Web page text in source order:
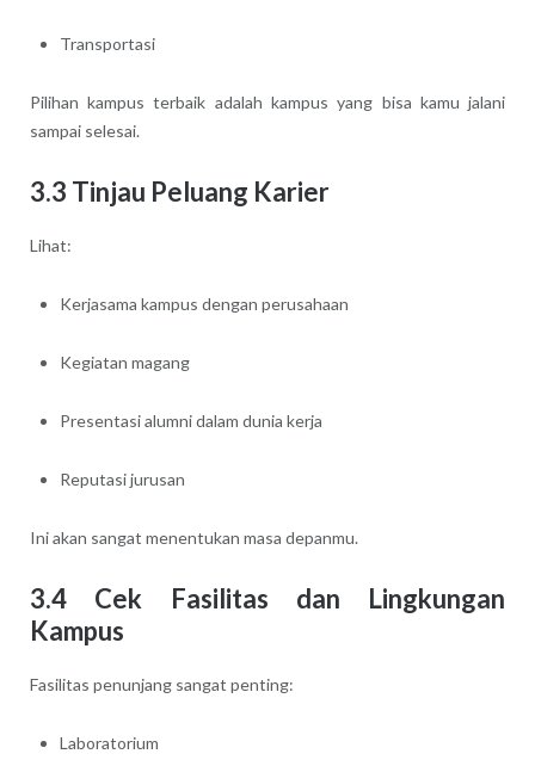
Transportasi
Pilihan kampus terbaik adalah kampus yang bisa kamu jalani
sampai selesai.
3.3 Tinjau Peluang Karier
Lihat:
Kerjasama kampus dengan perusahaan
Kegiatan magang
Presentasi alumni dalam dunia kerja
Reputasi jurusan
Ini akan sangat menentukan masa depanmu.
3.4 Cek Fasilitas dan Lingkungan
Kampus
Fasilitas penunjang sangat penting:
Laboratorium